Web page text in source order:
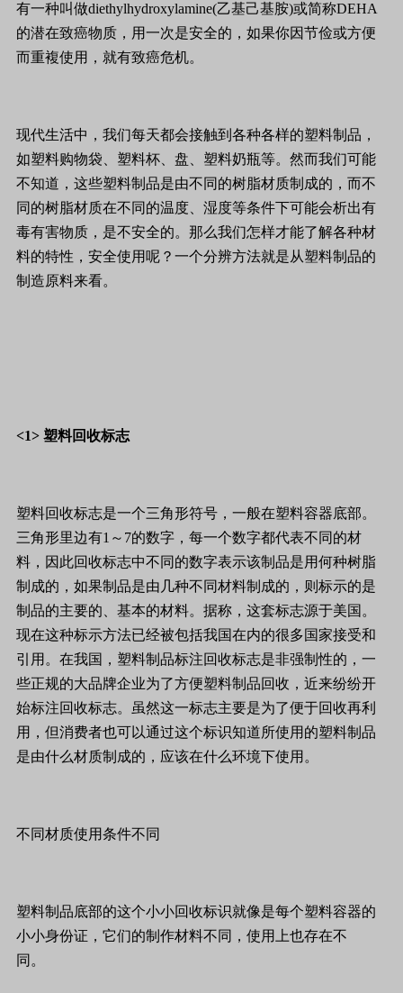
有一种叫做diethylhydroxylamine(乙基己基胺)或简称DEHA
的潜在致癌物质，用一次是安全的，如果你因节俭或方便
而重複使用，就有致癌危机。
现代生活中，我们每天都会接触到各种各样的塑料制品，
如塑料购物袋、塑料杯、盘、塑料奶瓶等。然而我们可能
不知道，这些塑料制品是由不同的树脂材质制成的，而不
同的树脂材质在不同的温度、湿度等条件下可能会析出有
毒有害物质，是不安全的。那么我们怎样才能了解各种材
料的特性，安全使用呢？一个分辨方法就是从塑料制品的
制造原料来看。
<1> 塑料回收标志
塑料回收标志是一个三角形符号，一般在塑料容器底部。
三角形里边有1～7的数字，每一个数字都代表不同的材
料，因此回收标志中不同的数字表示该制品是用何种树脂
制成的，如果制品是由几种不同材料制成的，则标示的是
制品的主要的、基本的材料。据称，这套标志源于美国。
现在这种标示方法已经被包括我国在内的很多国家接受和
引用。在我国，塑料制品标注回收标志是非强制性的，一
些正规的大品牌企业为了方便塑料制品回收，近来纷纷开
始标注回收标志。虽然这一标志主要是为了便于回收再利
用，但消费者也可以通过这个标识知道所使用的塑料制品
是由什么材质制成的，应该在什么环境下使用。
不同材质使用条件不同
塑料制品底部的这个小小回收标识就像是每个塑料容器的
小小身份证，它们的制作材料不同，使用上也存在不
同。